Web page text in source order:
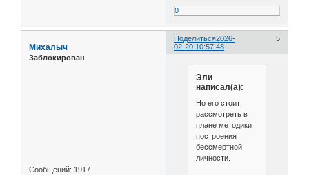
0
Поделиться 5
2026-
02-20 10:57:48
Михалыч
Заблокирован
Сообщений: 1917
Эли
написал(а):
Но его стоит
рассмотреть в
плане методики
построения
бессмертной
личности.